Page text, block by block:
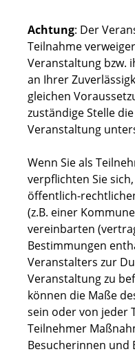
Achtung: Der
Teilnahme
Veranstaltung bzw.
an Ihrer
gleichen
zuständige Stelle
Veranstaltung
Wenn Sie als
verpflichten Sie
öffentlich-
(z.B. einer
vereinbarten
Bestimmungen
Veranstalters zur
Veranstaltung zu
können die Maße
sein oder von jeder
Teilnehmer
Besucherinnen und